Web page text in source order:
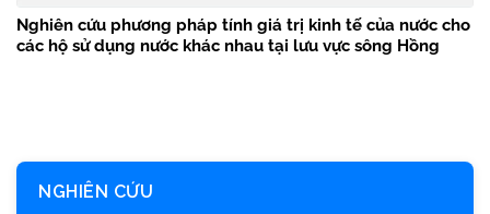
Nghiên cứu phương pháp tính giá trị kinh tế của nước cho
các hộ sử dụng nước khác nhau tại lưu vực sông Hồng
NGHIÊN CỨU